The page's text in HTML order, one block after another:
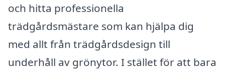
och hitta professionella
trädgårdsmästare som kan hjälpa dig
med allt från trädgårdsdesign till
underhåll av grönytor. I stället för att bara